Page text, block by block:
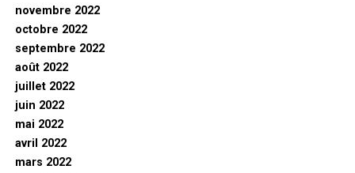
novembre 2022
octobre 2022
septembre 2022
août 2022
juillet 2022
juin 2022
mai 2022
avril 2022
mars 2022